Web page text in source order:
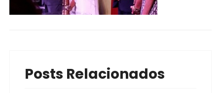
Posts Relacionados